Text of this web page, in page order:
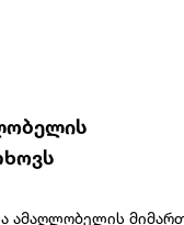
მიდის!“ – წერს აშშ-
დიდი პატივისცემით
შედეგებს მიაღწია."ეს
ყველაზე ცუდმა
ჩვენ მათ ვუთხარით,
ამაღლობელის